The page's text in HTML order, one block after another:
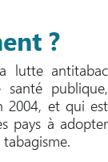
?
lutte antitabac
publique,
2004, et qui est
pays à adopter